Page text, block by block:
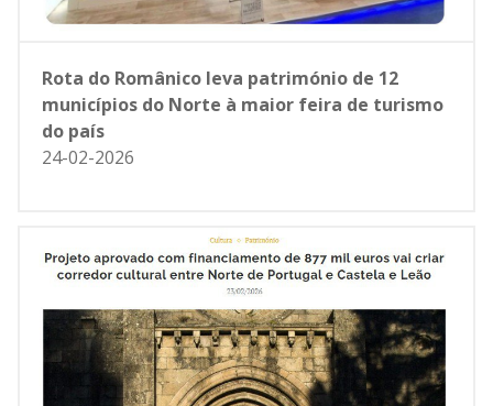
Rota do Românico leva património de 12
municípios do Norte à maior feira de turismo
do país
24-02-2026